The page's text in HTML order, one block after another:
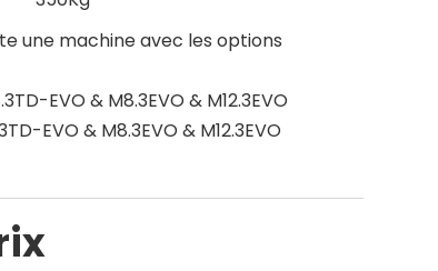
une machine avec les options
EVO & M8.3EVO & M12.3EVO
EVO & M8.3EVO & M12.3EVO